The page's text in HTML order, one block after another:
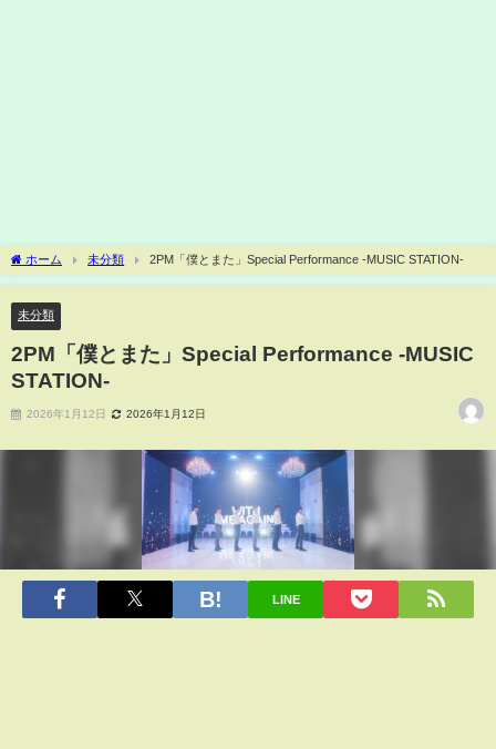
ホーム 未分類 2PM「僕とまた」Special Performance -MUSIC STATION-
未分類
2PM「僕とまた」Special Performance -MUSIC
STATION-
2026年1月12日 2026年1月12日
LINE